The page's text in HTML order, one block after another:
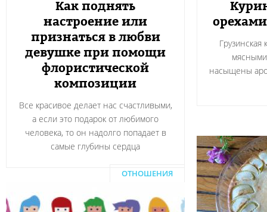
Как поднять
настроение или
признаться в любви
девушке при помощи
флористической
композиции
Все красивое делает нас счастливыми,
а если это подарок от любимого
человека, то он надолго попадает в
самые глубины сердца
Грузинская
насыщены
ОТНОШЕНИЯ